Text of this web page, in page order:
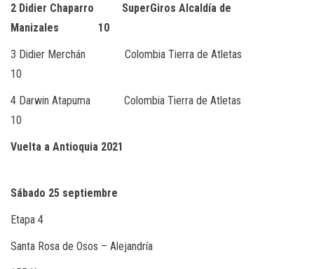
2 Didier Chaparro SuperGiros Alcaldía de
Manizales 10
3 Didier Merchán Colombia Tierra de Atletas
10
4 Darwin Atapuma Colombia Tierra de Atletas
10
Vuelta a Antioquia 2021
Sábado 25 septiembre
Etapa 4
Santa Rosa de Osos – Alejandría